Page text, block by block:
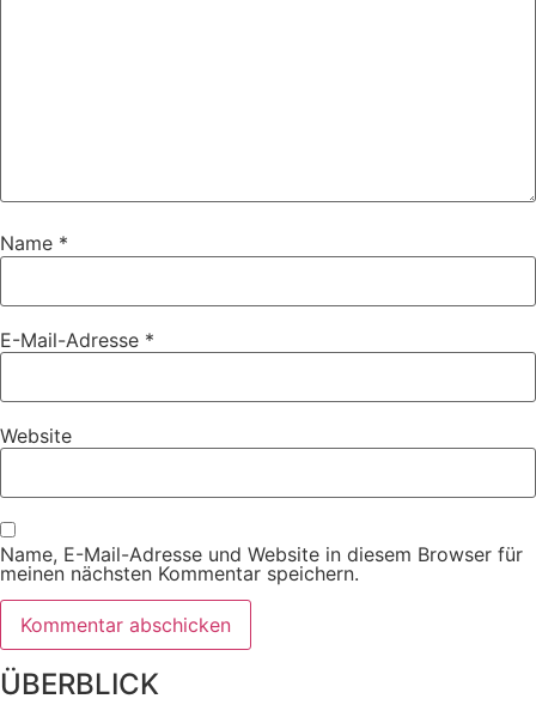
Name *
E-Mail-Adresse *
Website
Name, E-Mail-Adresse und Website in diesem Browser für
meinen nächsten Kommentar speichern.
ÜBERBLICK